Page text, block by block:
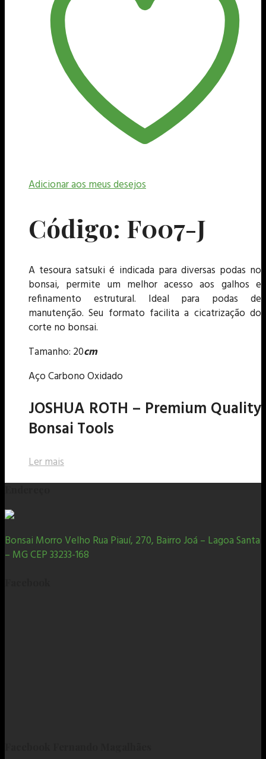
Adicionar aos meus desejos
Código: F007-J
A tesoura satsuki é indicada para diversas podas no
bonsai, permite um melhor acesso aos galhos e
refinamento estrutural. Ideal para podas de
manutenção. Seu formato facilita a cicatrização do
corte no bonsai.
Tamanho: 20cm
Aço Carbono Oxidado
JOSHUA ROTH – Premium Quality
Bonsai Tools
Ler mais
Bonsai Morro Velho Rua Piauí, 270, Bairro Joá – Lagoa Santa
– MG CEP 33233-168